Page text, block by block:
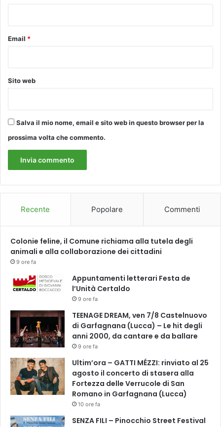
M
I
O
A
T
D
'
E
Z
N
9
Email *
Sito web
Salva il mio nome, email e sito web in questo browser per la
prossima volta che commento.
Recente Popolare Commenti
Colonie feline, il Comune richiama alla tutela degli
animali e alla collaborazione dei cittadini
9 ore fa
Appuntamenti letterari Festa de
l’Unità Certaldo
9 ore fa
TEENAGE DREAM, ven 7/8 Castelnuovo
di Garfagnana (Lucca) – Le hit degli
anni 2000, da cantare e da ballare
9 ore fa
Ultim’ora – GATTI MÉZZI: rinviato al 25
agosto il concerto di stasera alla
Fortezza delle Verrucole di San
Romano in Garfagnana (Lucca)
10 ore fa
SENZA FILI – Pinocchio Street Festival